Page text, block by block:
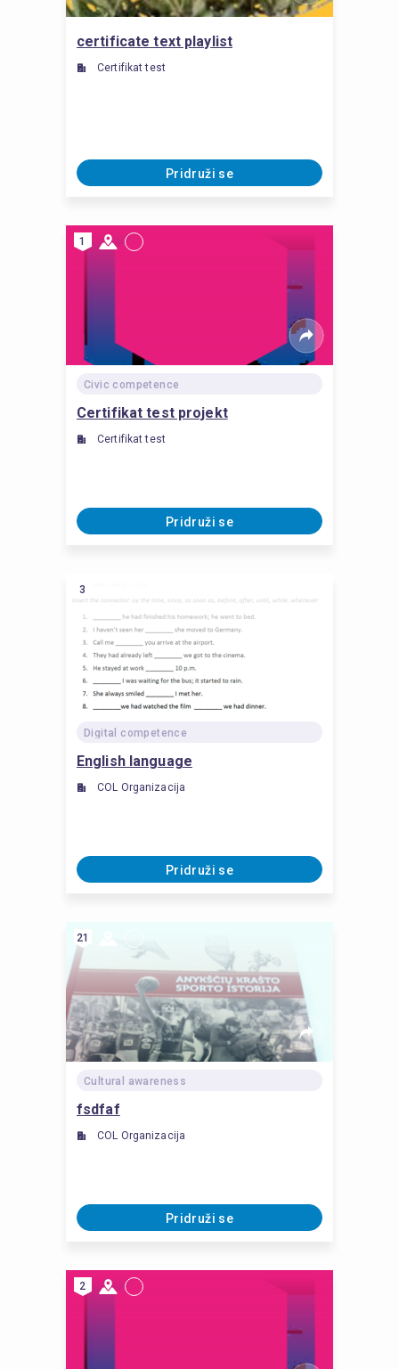
certificate text playlist
Certifikat test
Pridruži se
1
Civic competence
Certifikat test projekt
Certifikat test
Pridruži se
3
Digital competence
English language
COL Organizacija
Pridruži se
21
Cultural awareness
fsdfaf
COL Organizacija
Pridruži se
2